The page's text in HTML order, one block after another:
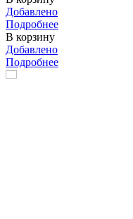
Добавлено
Подробнее
В корзину
Добавлено
Подробнее